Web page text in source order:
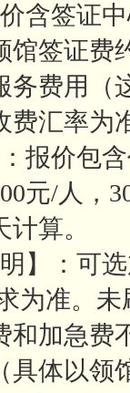
含签证
签证费
务费用（
费汇率为
报价包
元/人，
算。
】：可
为准。
和加急费
具体以领